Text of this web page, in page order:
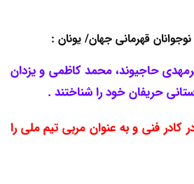
قهرمانی جهان/ یونان :
حاجیوند، محمد کاظمی و یزدان
حریفان خود را شناختند .
کادر فنی و به عنوان مربی تیم ملی را